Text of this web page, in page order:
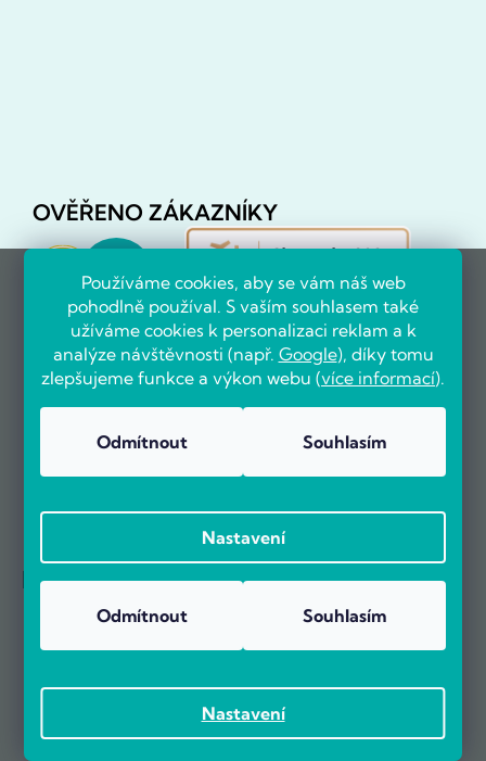
Používáme cookies, aby se vám náš web
pohodlně používal. S vaším souhlasem také
užíváme cookies k personalizaci reklam a k
analýze návštěvnosti (např. Google), díky tomu
zlepšujeme funkce a výkon webu (více informací).
Nastavení
Odmítnout Souhlasím
Nastavení
Odmítnout Souhlasím
OVĚŘENO ZÁKAZNÍKY
Už více než 5000 zákazníků nás doporučuje na základě recenzí
na portálu Heureka.cz.
Zobrazit více než 5000 recenzí na Heureka.cz
Recenze zákazníků z Heureky
Reference firem